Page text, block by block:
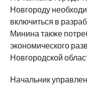
Новгороду
включиться в
Минина также
экономического
Новгородской
Начальник